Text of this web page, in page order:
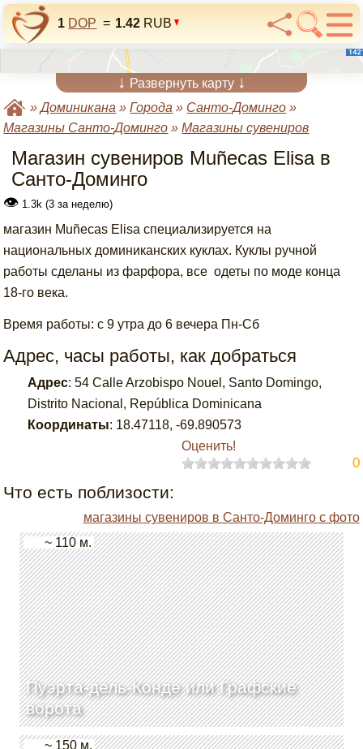
1 DOP = 1.42 RUB
↓ Развернуть карту ↓
»Доминикана »Города » Санто-Доминго »
Магазины Санто-Доминго »Магазины сувениров
Магазин сувениров Muñecas Elisa в
Санто-Доминго
👁 1.3k (3 за неделю)
магазин Muñecas Elisa специализируется на
национальных доминиканских куклах. Куклы ручной
работы сделаны из фарфора, все одеты по моде конца
18-го века.
Время работы: с 9 утра до 6 вечера Пн-Сб
Адрес, часы работы, как добраться
Адрес:54 Calle Arzobispo Nouel, Santo Domingo,
Distrito Nacional, República Dominicana
Координаты: 18.47118,-69.890573
Оценить!
0
Что есть поблизости:
магазины сувениров в Санто-Доминго с фото
Пуэрта-дель-Конде или Графские
ворота
~ 110 м.
~ 150 м.